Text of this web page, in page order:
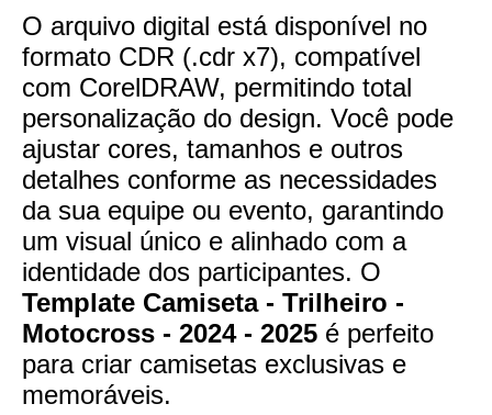
O arquivo digital está disponível no
formato CDR (.cdr x7), compatível
com CorelDRAW, permitindo total
personalização do design. Você pode
ajustar cores, tamanhos e outros
detalhes conforme as necessidades
da sua equipe ou evento, garantindo
um visual único e alinhado com a
identidade dos participantes. O
Template Camiseta - Trilheiro -
Motocross - 2024 - 2025 é perfeito
para criar camisetas exclusivas e
memoráveis.